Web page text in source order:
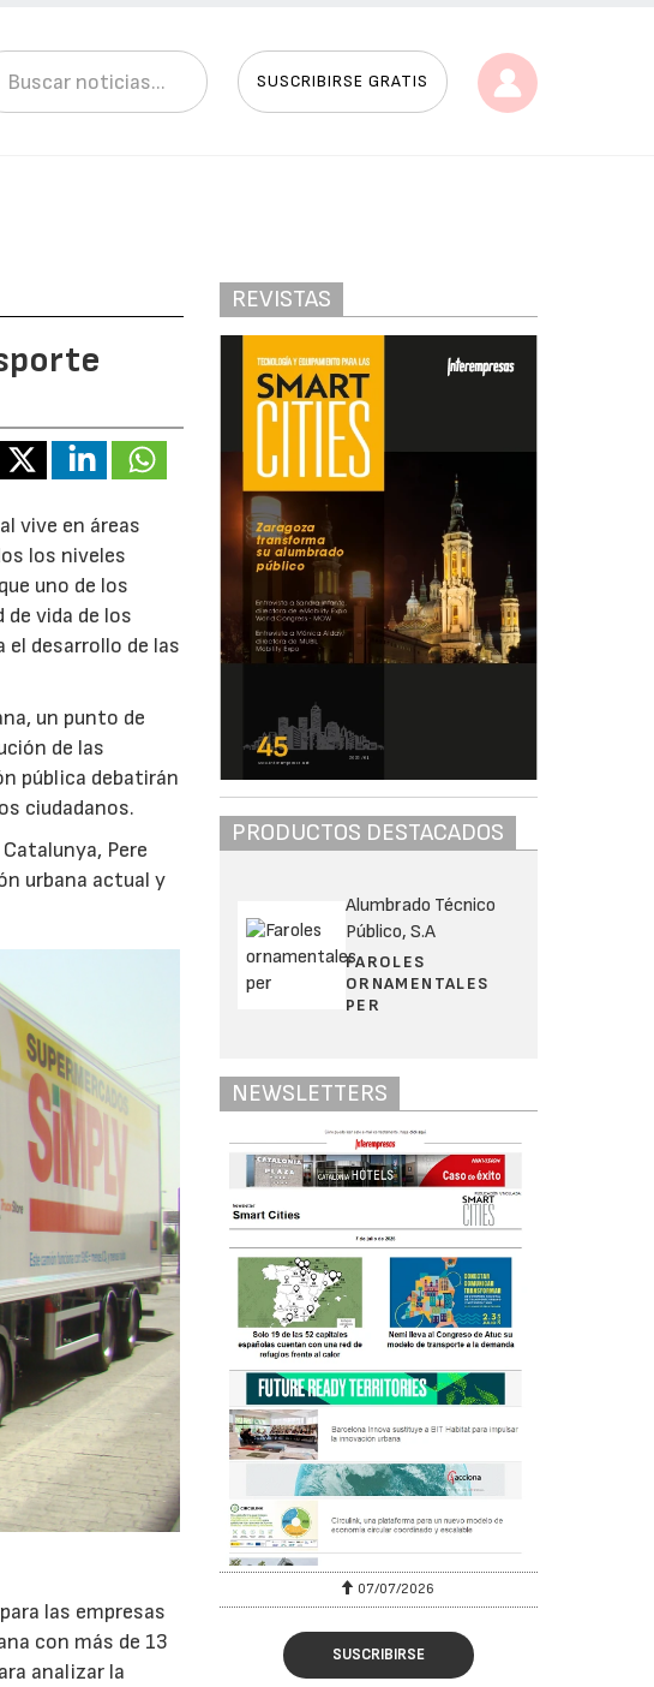
SUSCRIBIRSE GRATIS
vive en áreas
los niveles
uno de los
vida de los
el desarrollo de las
un punto de
de las
pública debatirán
ciudadanos.
Pere
urbana actual y
las empresas
con más de 13
analizar la
REVISTAS
PRODUCTOS DESTACADOS
Alumbrado Técnico
Público, S.A
FAROLES
ORNAMENTALES
PER
NEWSLETTERS
07/07/2026
SUSCRIBIRSE